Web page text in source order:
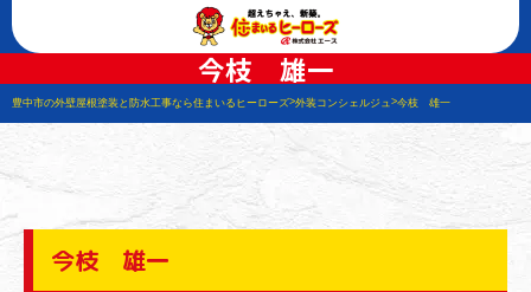
今枝 雄一
豊中市の外壁屋根塗装と防水工事なら住まいるヒーローズ>外装コンシェルジュ >今枝 雄一
今枝 雄一